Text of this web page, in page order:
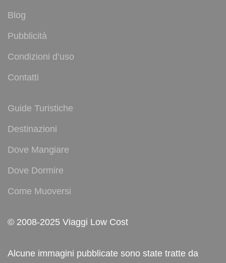
Blog
Pubblicità
Condizioni d’uso
Contatti
Guide Turistiche
Destinazioni
Dove Mangiare
Dove Dormire
Come Muoversi
© 2008-2025 Viaggi Low Cost
Alcune immagini pubblicate sono state tratte da